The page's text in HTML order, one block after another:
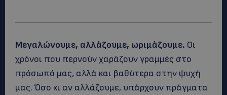
Μεγαλώνουμε, αλλάζουμε, ωριμάζουμε. Οι
χρόνοι που περνούν χαράζουν γραμμές στο
πρόσωπό μας, αλλά και βαθύτερα στην ψυχή
μας. Όσο κι αν αλλάζουμε, υπάρχουν πράγματα